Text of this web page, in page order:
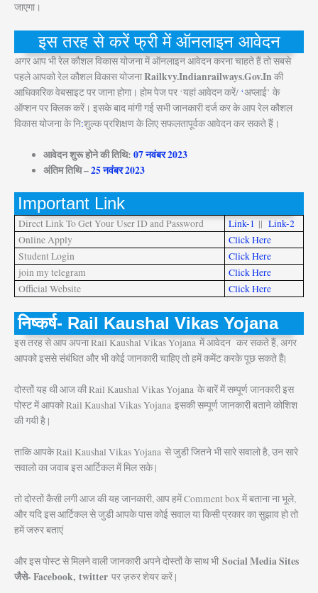
जाएगा।
इस तरह से करें फ्री में ऑनलाइन आवेदन
अगर आप भी रेल कौशल विकास योजना में ऑनलाइन आवेदन करना चाहते हैं तो सबसे
पहले आपको रेल कौशल विकास योजनाRailkvy.Indianrailways.Gov.In की
आधिकारिक वेबसाइट पर जाना होगा। होम पेज पर ‘यहां आवेदन करें/ ‘अप्लाई’ के
ऑप्शन पर क्लिक करें। इसके बाद मांगी गई सभी जानकारी दर्ज कर के आप रेल कौशल
विकास योजना के नि:शुल्क प्रशिक्षण के लिए सफलतापूर्वक आवेदन कर सकते हैं।
आवेदन शुरू होने की तिथि:07 नवंबर 2023
अंतिम तिथि –25 नवंबर 2023
Important Link
Direct Link To Get Your User ID and Password Link-1 || Link-2
Online Apply
Click Here
Student Login
Click Here
join my telegram
Click Here
Official Website
Click Here
निष्कर्ष- Rail Kaushal Vikas Yojana
इस तरह से आप अपना Rail Kaushal Vikas Yojana में आवेदन कर सकते हैं, अगर
आपको इससे संबंधित और भी कोई जानकारी चाहिए तो हमें कमेंट करके पूछ सकते हैं|
दोस्तों यह थी आज की Rail Kaushal Vikas Yojana के बारें में सम्पूर्ण जानकारी इस
पोस्ट में आपको Rail Kaushal Vikas Yojana इसकी सम्पूर्ण जानकारी बताने कोशिश
की गयी है |
ताकि आपके Rail Kaushal Vikas Yojana से जुडी जितने भी सारे सवालो है, उन सारे
सवालो का जवाब इस आर्टिकल में मिल सके |
तो दोस्तों कैसी लगी आज की यह जानकारी, आप हमें Comment box में बताना ना भूले,
और यदि इस आर्टिकल से जुडी आपके पास कोई सवाल या किसी प्रकार का सुझाव हो तो
हमें जरुर बताएं
और इस पोस्ट से मिलने वाली जानकारी अपने दोस्तों के साथ भी Social Media Sites
जैसे- Facebook, twitter पर ज़रुर शेयर करें |